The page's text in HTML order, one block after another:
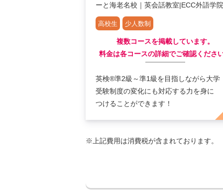
高校生 少人数制
複数コースを掲載しています。
料金は各コースの詳細でご確認くださ
英検®準2級～準1級を目指しながら大学
受験制度の変化にも対応する力を身に
つけることができます！
※上記費用は消費税が含まれております。